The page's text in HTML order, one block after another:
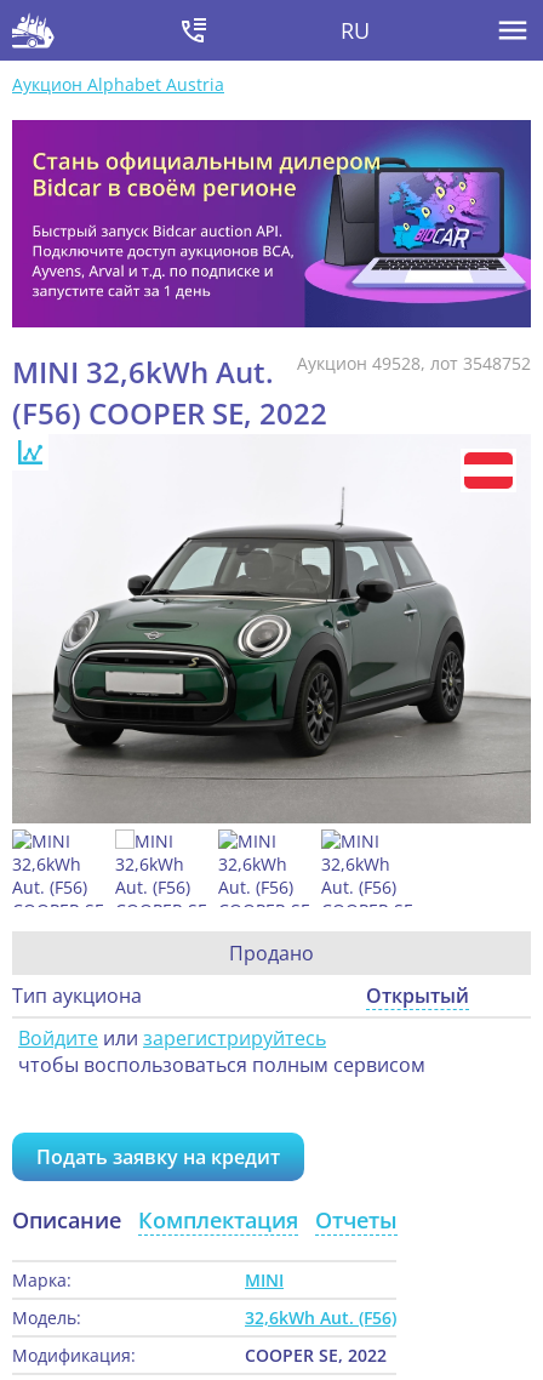
RU
Аукцион Alphabet Austria
Аукцион 49528, лот 3548752
MINI 32,6kWh Aut.
(F56) COOPER SE, 2022
Продано
Тип аукциона
Открытый
Войдите или зарегистрируйтесь
чтобы воспользоваться полным сервисом
Подать заявку на кредит
Описание Комплектация Отчеты
Марка:
MINI
Модель:
32,6kWh Aut. (F56)
Модификация:
COOPER SE, 2022